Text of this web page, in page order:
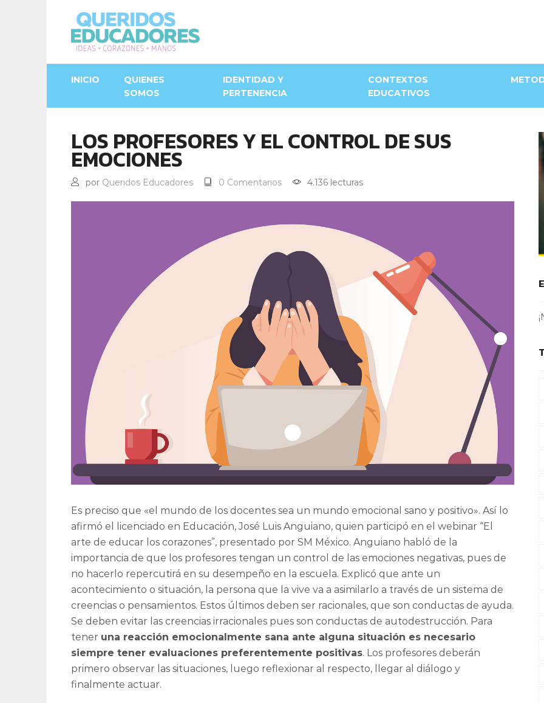
INICIO
QUIENES
SOMOS
IDENTIDAD Y
PERTENENCIA
CONTEXTOS
EDUCATIVOS
LOS PROFESORES Y EL CONTROL DE SUS
EMOCIONES
por Queridos Educadores 0 Comentarios 4.136 lecturas
Es preciso que «el mundo de los docentes sea un mundo emocional sano y positivo». Así lo
afirmó el licenciado en Educación, José Luis Anguiano, quien participó en el webinar “El
arte de educar los corazones”, presentado por SM México. Anguiano habló de la
importancia de que los profesores tengan un control de las emociones negativas, pues de
no hacerlo repercutirá en su desempeño en la escuela. Explicó que ante un
acontecimiento o situación, la persona que la vive va a asimilarlo a través de un sistema de
creencias o pensamientos. Estos últimos deben ser racionales, que son conductas de ayuda.
Se deben evitar las creencias irracionales pues son conductas de autodestrucción. Para
tener una reacción emocionalmente sana ante alguna situación es necesario
siempre tener evaluaciones preferentemente positivas. Los profesores deberán
primero observar las situaciones, luego reflexionar al respecto, llegar al diálogo y
finalmente actuar.